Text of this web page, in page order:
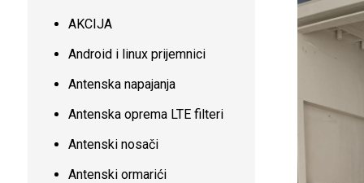
AKCIJA
Android i linux prijemnici
Antenska napajanja
Antenska oprema LTE filteri
Antenski nosači
Antenski ormarići